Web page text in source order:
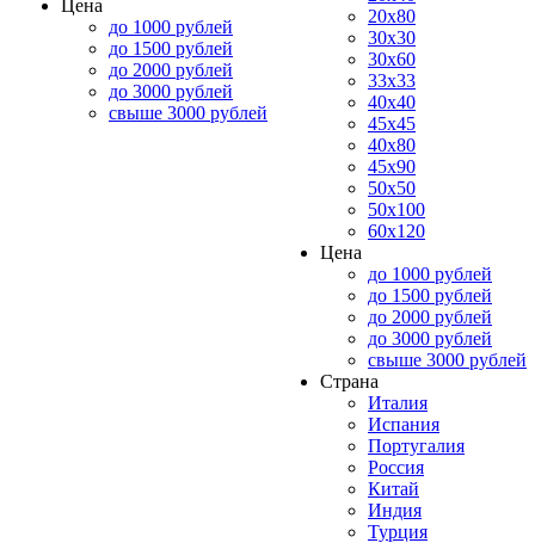
Цена
до 1000 рублей
до 1500 рублей
до 2000 рублей
до 3000 рублей
свыше 3000 рублей
20x80
30x30
30x60
33x33
40x40
45x45
40x80
45x90
50x50
50x100
60x120
Цена
до 1000 рублей
до 1500 рублей
до 2000 рублей
до 3000 рублей
свыше 3000 рублей
Страна
Италия
Испания
Португалия
Россия
Китай
Индия
Турция